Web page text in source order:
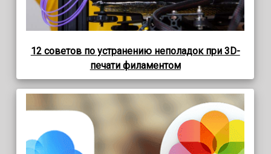
12 советов по устранению неполадок при 3D-
печати филаментом